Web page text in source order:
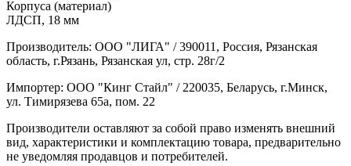
Корпуса (материал)
ЛДСП, 18 мм
Производитель: ООО "ЛИГА" / 390011, Россия, Рязанская
область, г.Рязань, Рязанская ул, стр. 28г/2
Импортер: ООО "Кинг Стайл" / 220035, Беларусь, г.Минск,
ул. Тимирязева 65а, пом. 22
Производители оставляют за собой право изменять внешний
вид, характеристики и комплектацию товара, предварительно
не уведомляя продавцов и потребителей.